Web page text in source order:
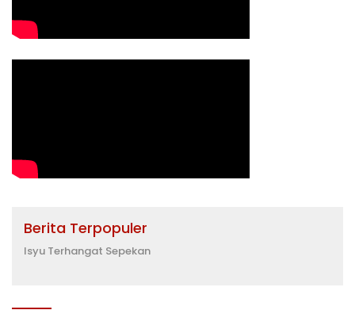
Berita Terpopuler
Isyu Terhangat Sepekan